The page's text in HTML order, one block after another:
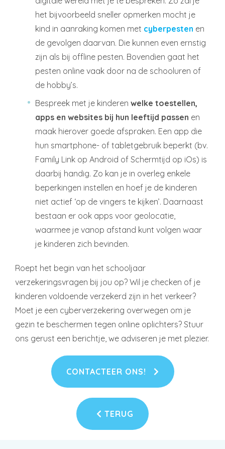
het bijvoorbeeld sneller opmerken mocht je
kind in aanraking komen met cyberpesten en
de gevolgen daarvan. Die kunnen even ernstig
zijn als bij offline pesten. Bovendien gaat het
pesten online vaak door na de schooluren of
de hobby’s.
Bespreek met je kinderen welke toestellen,
apps en websites bij hun leeftijd passen en
maak hierover goede afspraken. Een app die
hun smartphone- of tabletgebruik beperkt (bv.
Family Link op Android of Schermtijd op iOs) is
daarbij handig. Zo kan je in overleg enkele
beperkingen instellen en hoef je de kinderen
niet actief ‘op de vingers te kijken’. Daarnaast
bestaan er ook apps voor geolocatie,
waarmee je vanop afstand kunt volgen waar
je kinderen zich bevinden.
Roept het begin van het schooljaar
verzekeringsvragen bij jou op? Wil je checken of je
kinderen voldoende verzekerd zijn in het verkeer?
Moet je een cyberverzekering overwegen om je
gezin te beschermen tegen online oplichters? Stuur
ons gerust een berichtje, we adviseren je met plezier.
CONTACTEER ONS!
TERUG